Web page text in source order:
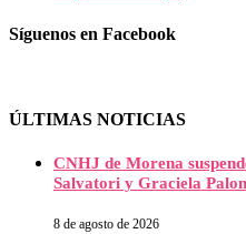
Síguenos en Facebook
ÚLTIMAS NOTICIAS
CNHJ de Morena
Salvatori y Graciela
8 de agosto de 2026